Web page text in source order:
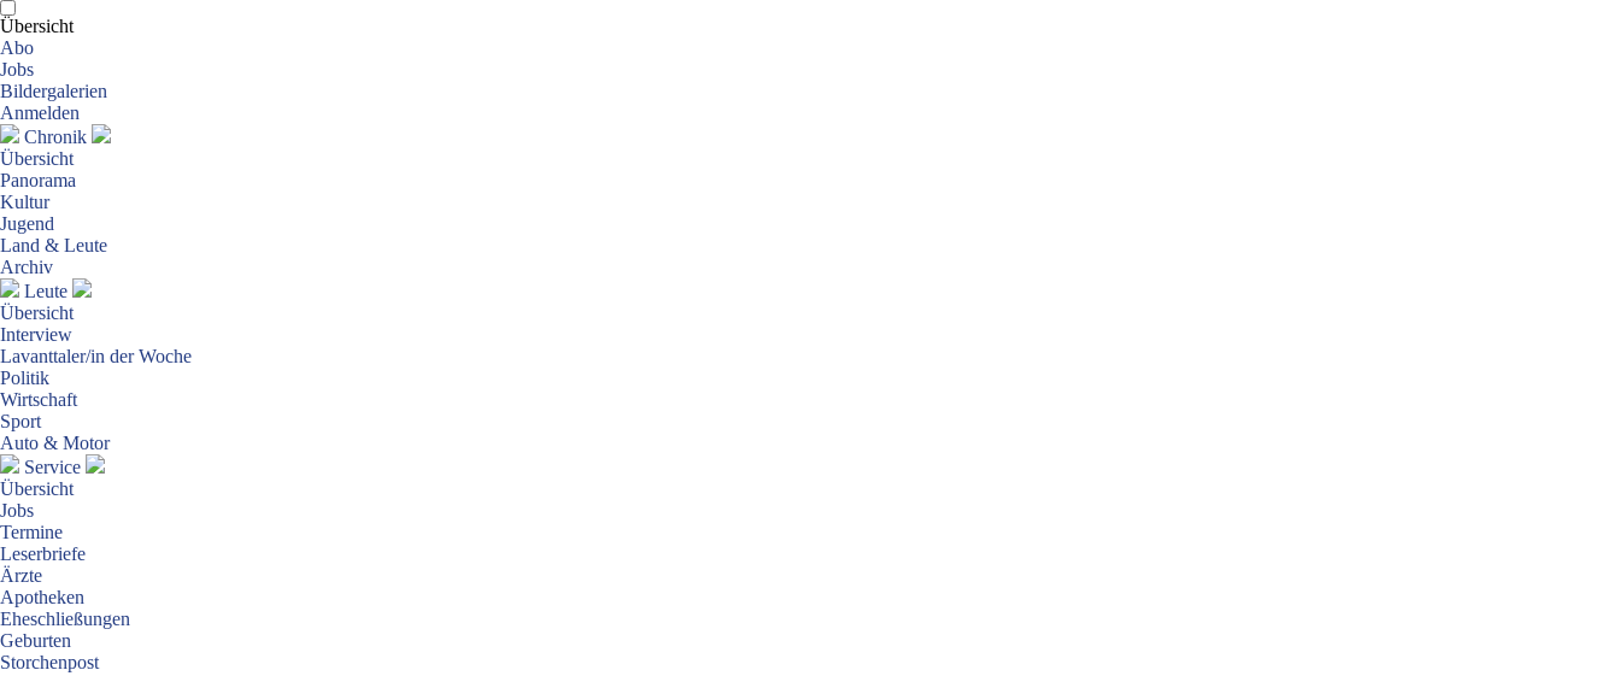
Übersicht
Abo
Jobs
Bildergalerien
Anmelden
Chronik
Übersicht
Panorama
Kultur
Jugend
Land & Leute
Archiv
Leute
Übersicht
Interview
Lavanttaler/in der Woche
Politik
Wirtschaft
Sport
Auto & Motor
Service
Übersicht
Jobs
Termine
Leserbriefe
Ärzte
Apotheken
Eheschließungen
Geburten
Storchenpost